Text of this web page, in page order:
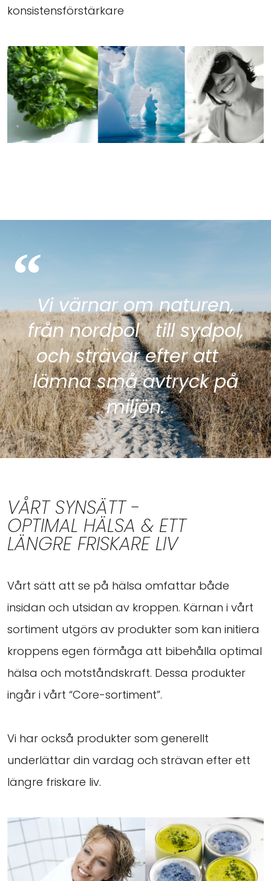
konsistensförstärkare
“Vi värnar om naturen,
från nordpol till sydpol,
och strävar efter att
lämna små avtryck på
miljön.
VÅRT SYNSÄTT -
OPTIMAL HÄLSA & ETT
LÄNGRE FRISKARE LIV
Vårt sätt att se på hälsa omfattar både
insidan och utsidan av kroppen. Kärnan i vårt
sortiment utgörs av produkter som kan initiera
kroppens egen förmåga att bibehålla optimal
hälsa och motståndskraft. Dessa produkter
ingår i vårt “Core-sortiment”.
Vi har också produkter som generellt
underlättar din vardag och strävan efter ett
längre friskare liv.